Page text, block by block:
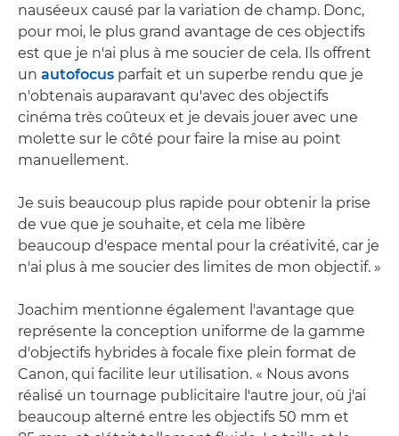
nauséeux causé par la variation de champ. Donc,
pour moi, le plus grand avantage de ces objectifs
est que je n'ai plus à me soucier de cela. Ils offrent
un autofocus parfait et un superbe rendu que je
n'obtenais auparavant qu'avec des objectifs
cinéma très coûteux et je devais jouer avec une
molette sur le côté pour faire la mise au point
manuellement.
Je suis beaucoup plus rapide pour obtenir la prise
de vue que je souhaite, et cela me libère
beaucoup d'espace mental pour la créativité, car je
n'ai plus à me soucier des limites de mon objectif. »
Joachim mentionne également l'avantage que
représente la conception uniforme de la gamme
d'objectifs hybrides à focale fixe plein format de
Canon, qui facilite leur utilisation. « Nous avons
réalisé un tournage publicitaire l'autre jour, où j'ai
beaucoup alterné entre les objectifs 50 mm et